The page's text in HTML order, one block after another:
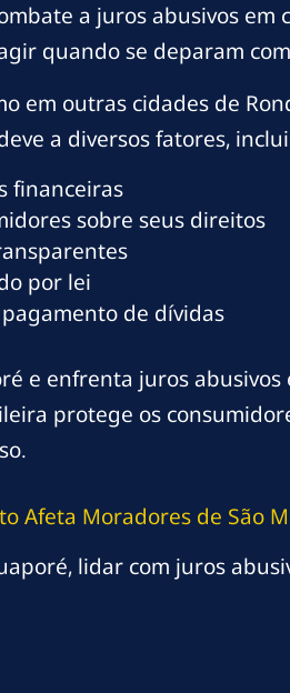
a juros abusivos
quando se deparam
em outras cidades de
a diversos fatores,
financeiras
sobre seus direitos
por lei
de dívidas
e enfrenta juros
protege os
Afeta Moradores de São
lidar com juros